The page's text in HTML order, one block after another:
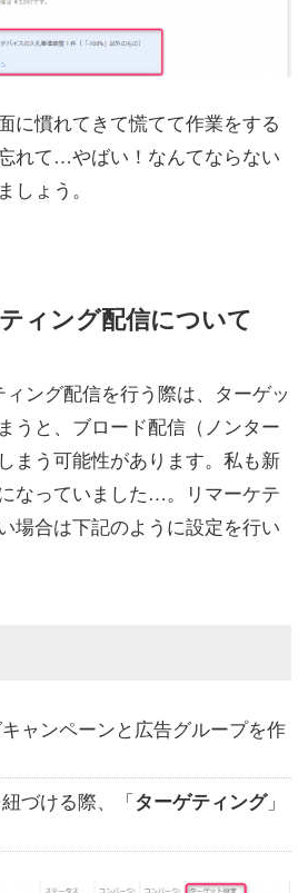
に慣れてきて慌てて作業をする
れて…やばい！なんてならない
しょう。
ィング配信について
ング配信を行う際は、ターゲッ
うと、ブロード配信（ノンター
まう可能性があります。私も新
なっていました…。リマーケテ
場合は下記のように設定を行い
ャンペーンと広告グループを作
づける際、「ターゲティング」